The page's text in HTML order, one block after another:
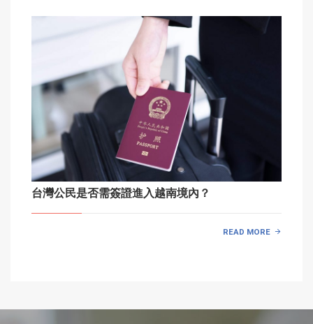
台灣公民是否需簽證進入越南境內？
READ MORE